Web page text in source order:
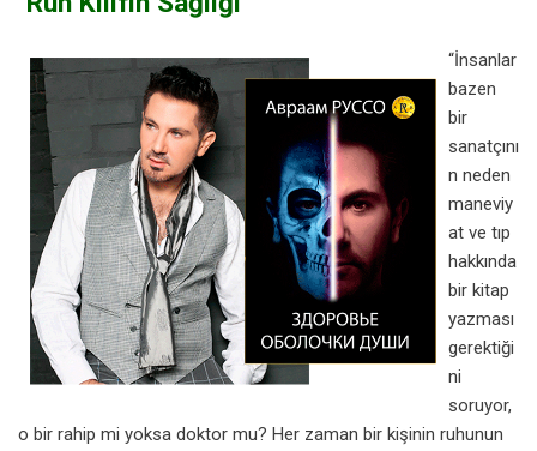
“İnsanlar
bazen
bir
sanatçını
n neden
maneviy
at ve tıp
hakkında
bir kitap
yazması
gerektiği
ni
soruyor,
o bir rahip mi yoksa doktor mu? Her zaman bir kişinin ruhunun